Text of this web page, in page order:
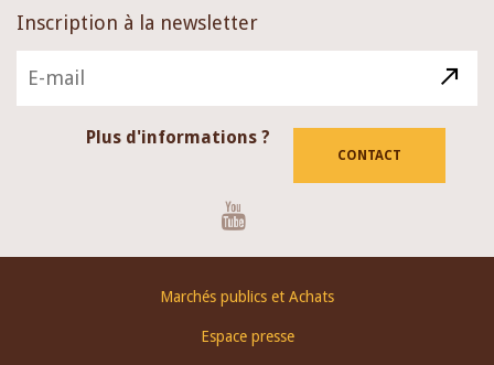
Inscription à la newsletter
Plus d'informations ?
CONTACT
Marchés publics et Achats
Espace presse